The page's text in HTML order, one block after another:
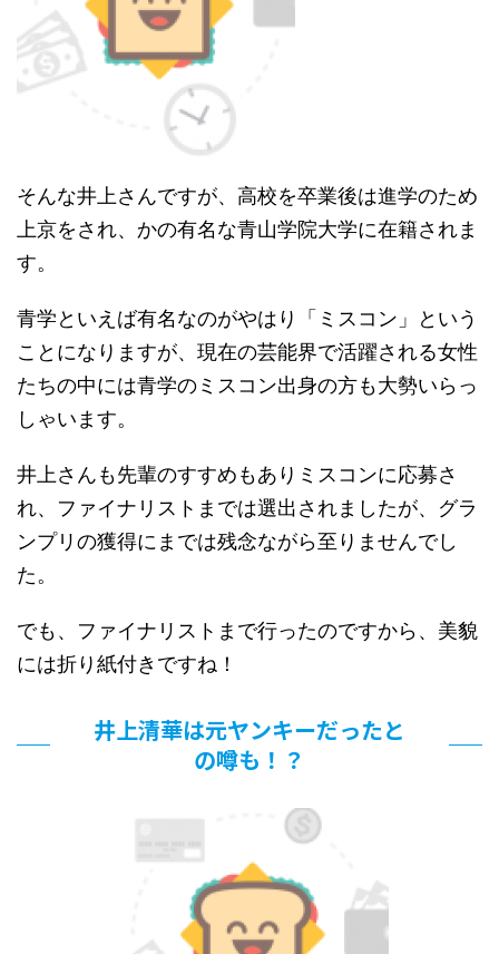
そんな井上さんですが、高校を卒業後は進学のため
上京をされ、かの有名な青山学院大学に在籍されま
す。
青学といえば有名なのがやはり「ミスコン」という
ことになりますが、現在の芸能界で活躍される女性
たちの中には青学のミスコン出身の方も大勢いらっ
しゃいます。
井上さんも先輩のすすめもありミスコンに応募さ
れ、ファイナリストまでは選出されましたが、グラ
ンプリの獲得にまでは残念ながら至りませんでし
た。
でも、ファイナリストまで行ったのですから、美貌
には折り紙付きですね！
井上清華は元ヤンキーだったと
の噂も！？